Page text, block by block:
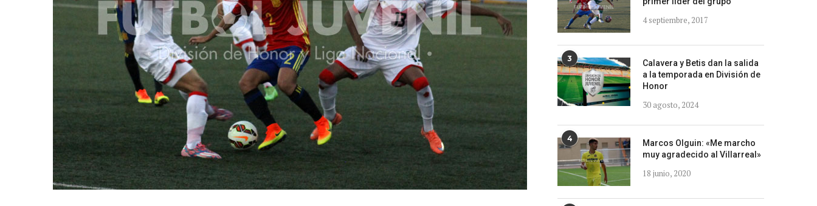
4 septiembre, 2017
3
Calavera y Betis dan la salida
a la temporada en División de
Honor
30 agosto, 2024
4
Marcos Olguin: «Me marcho
muy agradecido al Villarreal»
18 junio, 2020